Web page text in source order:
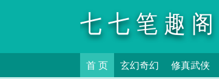
七七笔趣阁
首 页 玄幻奇幻 修真武侠